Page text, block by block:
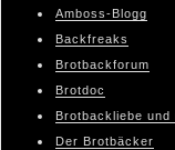
Amboss-Blogg
Backfreaks
Brotbackforum
Brotdoc
Brotbackliebe und
Der Brotbäcker